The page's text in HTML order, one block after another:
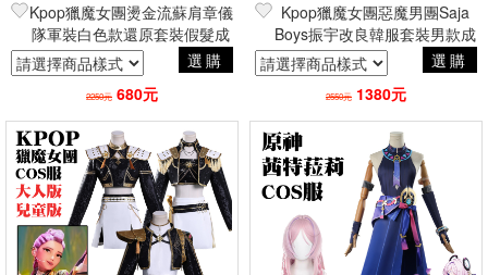
Kpop獵魔女團燙金流蘇肩章儀
隊軍裝白色款還原套裝假髮成
人童裝米拉佐依魯米 角色扮演
cosplay
選購
2250元 680元
Kpop獵魔女團惡魔男團Saja
Boys振宇改良韓服套裝男款成
人兒童童裝 角色扮演cosplay
選購
2550元 1380元